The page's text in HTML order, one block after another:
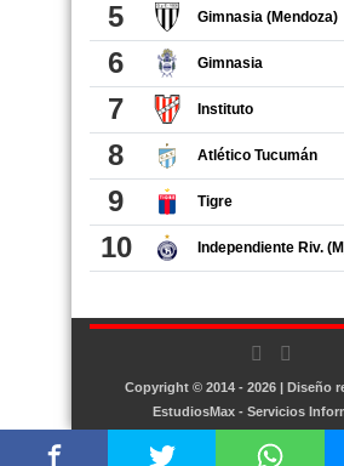
Copyright © 2014 - 2026 | Diseño
EstudiosMax - Servicios